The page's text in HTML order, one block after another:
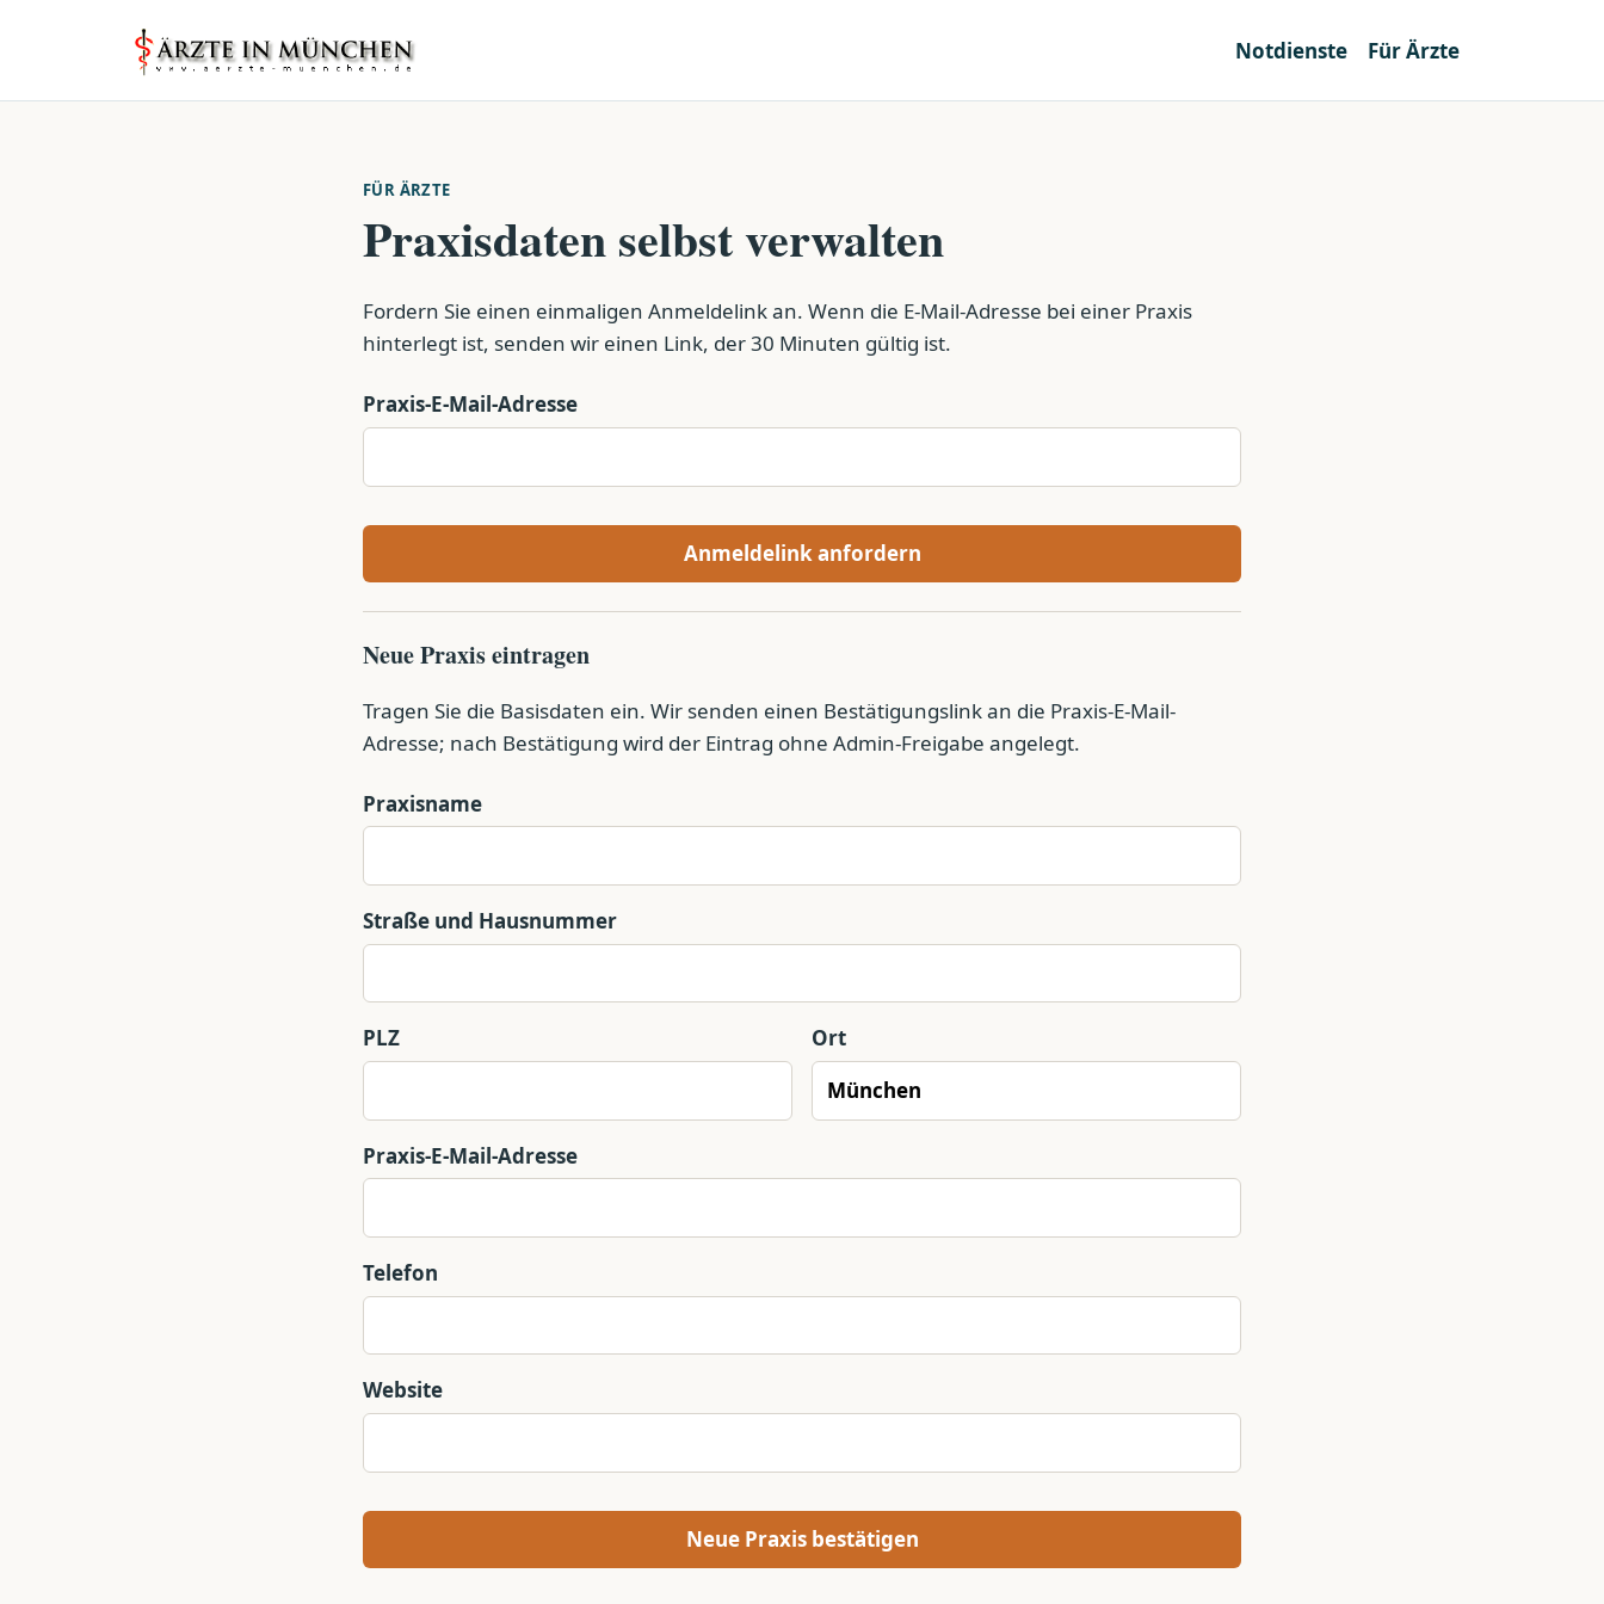
Notdienste Für Ärzte
FÜR ÄRZTE
Praxisdaten selbst verwalten
Fordern Sie einen einmaligen Anmeldelink an. Wenn die E-Mail-Adresse bei einer Praxis
hinterlegt ist, senden wir einen Link, der 30 Minuten gültig ist.
Praxis-E-Mail-Adresse
Anmeldelink anfordern
Neue Praxis eintragen
Tragen Sie die Basisdaten ein. Wir senden einen Bestätigungslink an die Praxis-E-Mail-
Adresse; nach Bestätigung wird der Eintrag ohne Admin-Freigabe angelegt.
Praxisname
Straße und Hausnummer
PLZ Ort
Praxis-E-Mail-Adresse
Telefon
Website
Neue Praxis bestätigen